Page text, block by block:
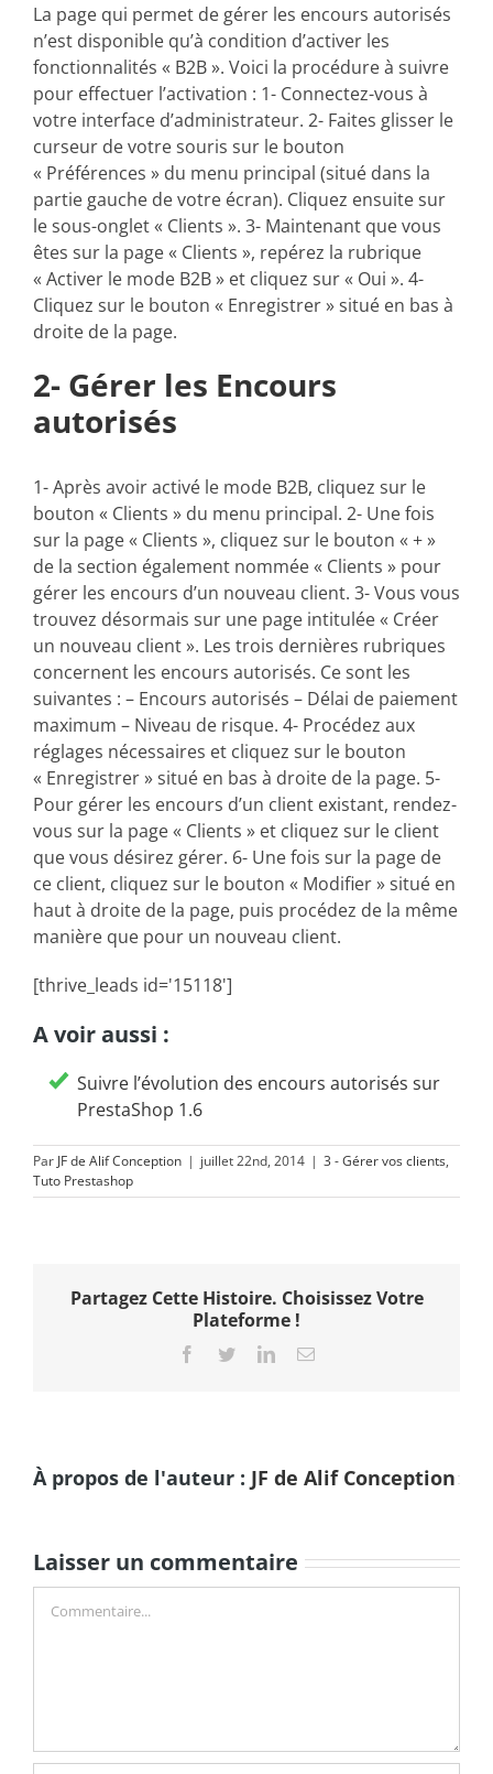
La page qui permet de gérer les encours autorisés
n’est disponible qu’à condition d’activer les
fonctionnalités « B2B ». Voici la procédure à suivre
pour effectuer l’activation : 1- Connectez-vous à
votre interface d’administrateur. 2- Faites glisser le
curseur de votre souris sur le bouton
« Préférences » du menu principal (situé dans la
partie gauche de votre écran). Cliquez ensuite sur
le sous-onglet « Clients ». 3- Maintenant que vous
êtes sur la page « Clients », repérez la rubrique
« Activer le mode B2B » et cliquez sur « Oui ». 4-
Cliquez sur le bouton « Enregistrer » situé en bas à
droite de la page.
2- Gérer les Encours
autorisés
1- Après avoir activé le mode B2B, cliquez sur le
bouton « Clients » du menu principal. 2- Une fois
sur la page « Clients », cliquez sur le bouton « + »
de la section également nommée « Clients » pour
gérer les encours d’un nouveau client. 3- Vous vous
trouvez désormais sur une page intitulée « Créer
un nouveau client ». Les trois dernières rubriques
concernent les encours autorisés. Ce sont les
suivantes : – Encours autorisés – Délai de paiement
maximum – Niveau de risque. 4- Procédez aux
réglages nécessaires et cliquez sur le bouton
« Enregistrer » situé en bas à droite de la page. 5-
Pour gérer les encours d’un client existant, rendez-
vous sur la page « Clients » et cliquez sur le client
que vous désirez gérer. 6- Une fois sur la page de
ce client, cliquez sur le bouton « Modifier » situé en
haut à droite de la page, puis procédez de la même
manière que pour un nouveau client.
[thrive_leads id='15118']
A voir aussi :
Suivre l’évolution des encours autorisés sur
PrestaShop 1.6
Par JF de Alif Conception | juillet 22nd, 2014 | 3 - Gérer vos clients,
Tuto Prestashop
Partagez Cette Histoire. Choisissez Votre
Plateforme !
Facebook
TwitterLinkedInEmail
À propos de l'auteur : JF de Alif Conception
Laisser un commentaire